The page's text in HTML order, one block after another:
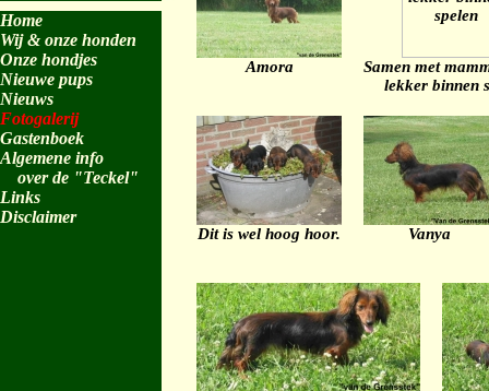
Home
Wij & onze honden
Onze hondjes
Nieuwe pups
Nieuws
Fotogalerij
Gastenboek
Algemene info
over de "Teckel"
Links
Disclaimer
Amora
Samen met
lekker binnen
Dit is wel hoog hoor. Vanya